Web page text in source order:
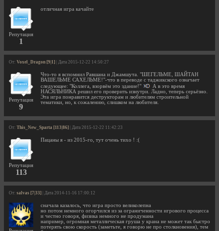
Репутация
1
отличная игра качайте
От: Voxel_Dragon [9|1] | Дата 2015-12-22 14:50:27
Репутация
9
Что-то я вспомнил Равшана и Джамшута. "ШЕГЕЛЬМЕ, ШАЙТАН
ВАШЕЛЬМЕ САХЕЛЬМЕ!"-что в переводе с таджикского означает
следующее: "Коллега, взорвём это здание!"
А в это время
НАСЯЛЬНИКА решил его проверить изнутри. Ладно, теперь серьёзно.
Эта игра понравится деструкторам и любителям строительной
тематики, но, к сожалению, слишком на любителя.
От: This_New_Sparta [113|86] | Дата 2015-12-22 11:42:23
Репутация
113
Пацаны я - из 2015-го, тут очень тихо ! :(
От: salvas [7|33] | Дата 2014-11-16 17:00:12
сначала казалось, что игра просто великолепна
но потом немного огорчился из за ограниченности игрового процесса
и честно говоря, физика немного не продумана
например, огромная металлическая груша у крана не может так быстро
потерять свою скорость (заметьте, я говорю не про столкновения), тем